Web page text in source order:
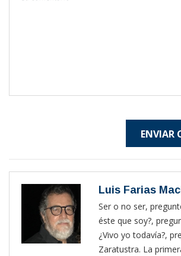
ENVIAR
Luis Farias
Ser o no ser,
éste que soy?,
¿Vivo yo todavía?,
Zaratustra. La